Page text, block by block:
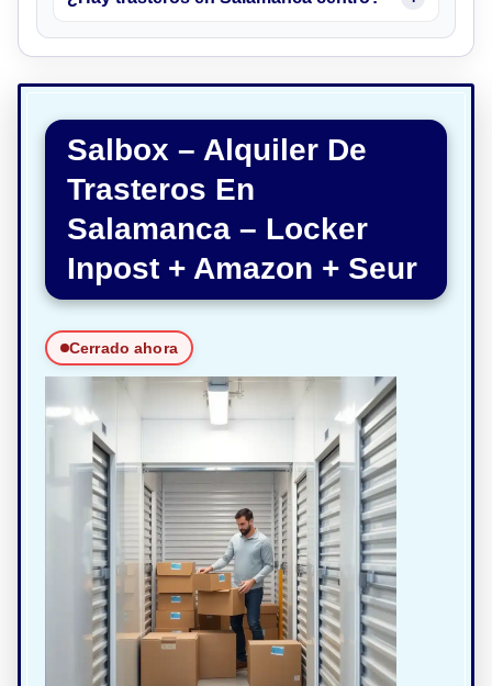
Salbox – Alquiler De
Trasteros En
Salamanca – Locker
Inpost + Amazon + Seur
Cerrado ahora